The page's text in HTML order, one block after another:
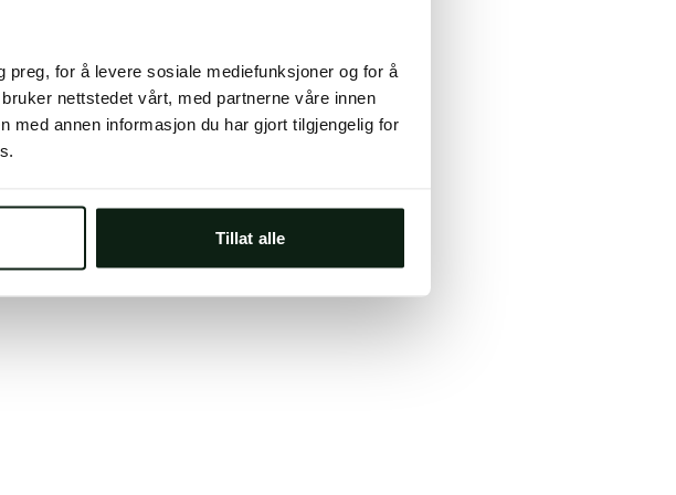
for å levere sosiale mediefunksjoner og for å
nettstedet vårt, med partnerne våre innen
med annen informasjon du har gjort tilgjengelig for
Tillat alle
your browser.
help in some cases.